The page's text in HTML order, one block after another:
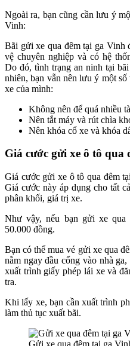
Ngoài ra, bạn cũng cần lưu ý
Vinh:
Bãi gửi xe qua đêm tại ga Vinh
vệ chuyên nghiệp và có hệ
Do đó, tình trạng an ninh tại
nhiên, bạn vẫn nên lưu ý một số
xe của mình:
Không nên để quá nhiều
Nên tắt máy và rút chìa
Nên khóa cổ xe và khóa
Giá cước gửi xe ô tô qua
Giá cước gửi xe ô tô qua đêm
Giá cước này áp dụng cho tất
phân khối, giá trị xe.
Như vậy, nếu bạn gửi xe qua
50.000 đồng.
Bạn có thể mua vé gửi xe qua
nằm ngay đầu cổng vào nhà
xuất trình giấy phép lái xe và
tra.
Khi lấy xe, bạn cần xuất trình
làm thủ tục xuất bãi.
Gửi xe qua đêm tại ga